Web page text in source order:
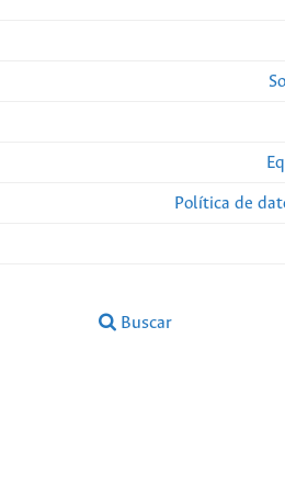
Política de
Buscar